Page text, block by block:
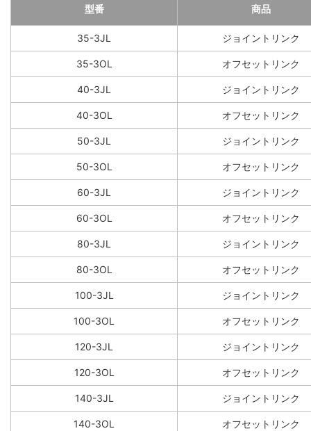
型番 商品
35-3JL ジョイントリンク
35-3OL オフセットリンク
40-3JL ジョイントリンク
40-3OL オフセットリンク
50-3JL ジョイントリンク
50-3OL オフセットリンク
60-3JL ジョイントリンク
60-3OL オフセットリンク
80-3JL ジョイントリンク
80-3OL オフセットリンク
100-3JL ジョイントリンク
100-3OL オフセットリンク
120-3JL ジョイントリンク
120-3OL オフセットリンク
140-3JL ジョイントリンク
140-3OL オフセットリンク